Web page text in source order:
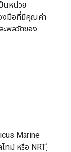
นหน่วย
องมือที่มีคุณค่า
ะพลวัตของ
Marine
ทม์ หรือ NRT)